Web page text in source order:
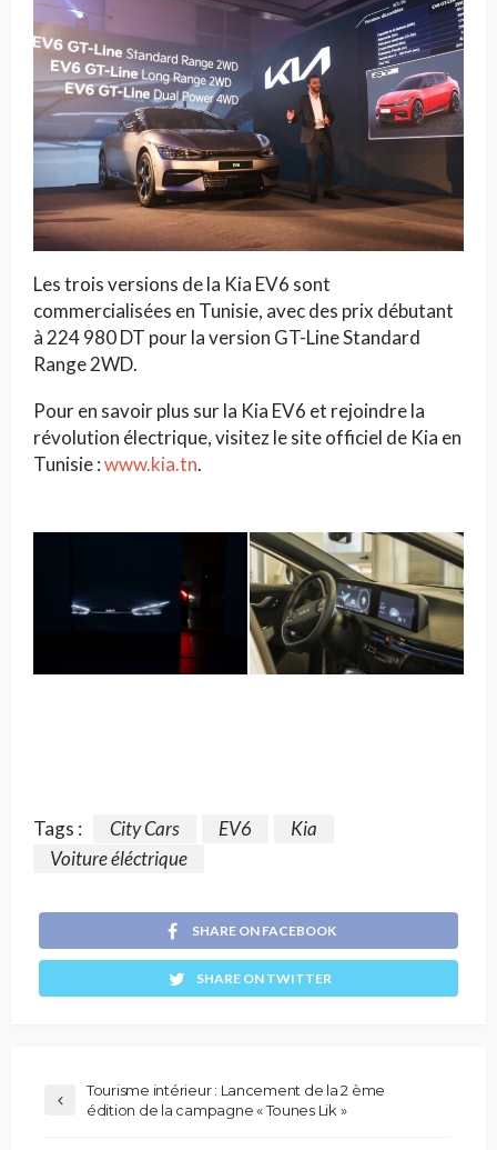
Les trois versions de la Kia EV6 sont
commercialisées en Tunisie, avec des prix débutant
à 224 980 DT pour la version GT-Line Standard
Range 2WD.
Pour en savoir plus sur la Kia EV6 et rejoindre la
révolution électrique, visitez le site officiel de Kia en
Tunisie :www.kia.tn.
Tags : City Cars EV6
Kia
Voiture éléctrique
SHARE ON FACEBOOK
SHARE ON TWITTER
Tourisme intérieur : Lancement de la 2 ème
édition de la campagne « Tounes Lik »